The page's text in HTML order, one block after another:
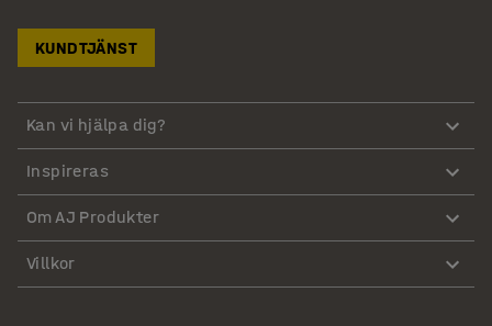
KUNDTJÄNST
Kan vi hjälpa dig?
Inspireras
Om AJ Produkter
Villkor